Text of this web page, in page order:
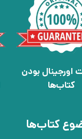
اورجینال بودن
کتاب‌ها
کتاب‌ها